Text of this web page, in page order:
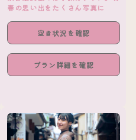
春の思い出をたくさん写真に
空き状況を確認
プラン詳細を確認